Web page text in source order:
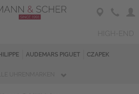
AUDEMARS PIGUET CZAPEK